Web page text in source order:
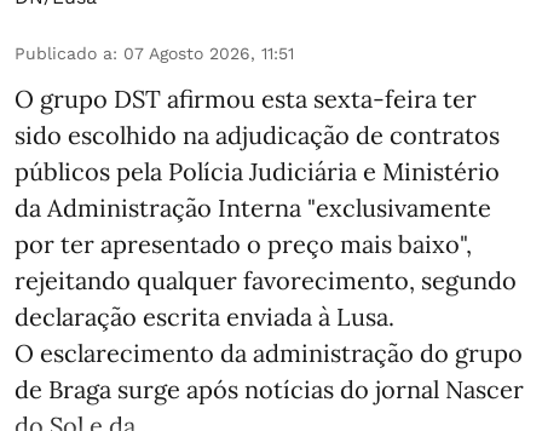
Publicado a: 07 Agosto 2026, 11:51
O grupo DST afirmou esta sexta-feira ter
sido escolhido na adjudicação de contratos
públicos pela Polícia Judiciária e Ministério
da Administração Interna "exclusivamente
por ter apresentado o preço mais baixo",
rejeitando qualquer favorecimento, segundo
declaração escrita enviada à Lusa.
O esclarecimento da administração do grupo
de Braga surge após notícias do jornal Nascer